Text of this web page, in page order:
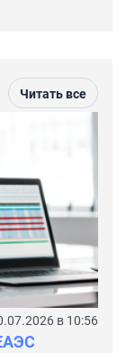
Читать все
в 10:56